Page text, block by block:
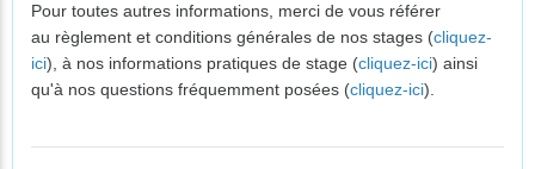
Pour toutes autres informations, merci de vous référer
au règlement et conditions générales de nos stages (cliquez-
ici), à nos informations pratiques de stage (cliquez-ici) ainsi
qu'à nos questions fréquemment posées (cliquez-ici).